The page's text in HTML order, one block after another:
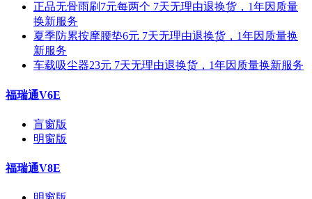
正品无骨雨刷7元每两个 7天无理由退换货，1年因质量
换新服务
夏季防累按摩腰垫6元 7天无理由退换货，1年因质量换
新服务
车载吸尘器23元 7天无理由退换货，1年因质量换新服务
福瑞通V6E
盲窗版
明窗版
福瑞通V8E